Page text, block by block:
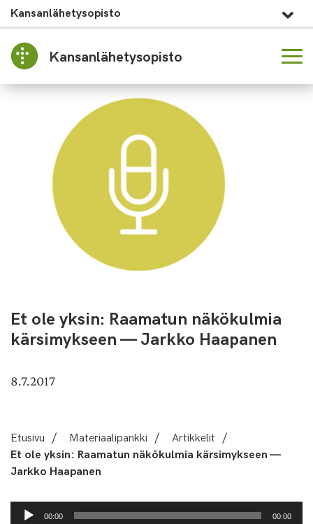
Kansanlähetysopisto
Kansanlähetysopisto
Et ole yksin: Raamatun näkökulmia
kärsimykseen — Jarkko Haapanen
8.7.2017
Etusivu / Materiaalipankki / Artikkelit /
Et ole yksin: Raamatun näkökulmia kärsimykseen —
Jarkko Haapanen
Äänitoistin00:00 00:00